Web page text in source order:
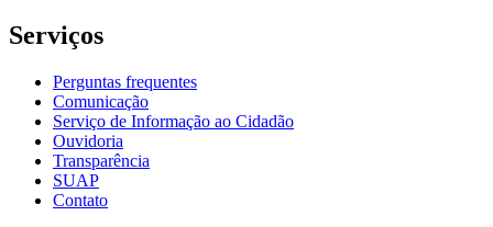
Serviços
Perguntas frequentes
Comunicação
Serviço de Informação ao Cidadão
Ouvidoria
Transparência
SUAP
Contato